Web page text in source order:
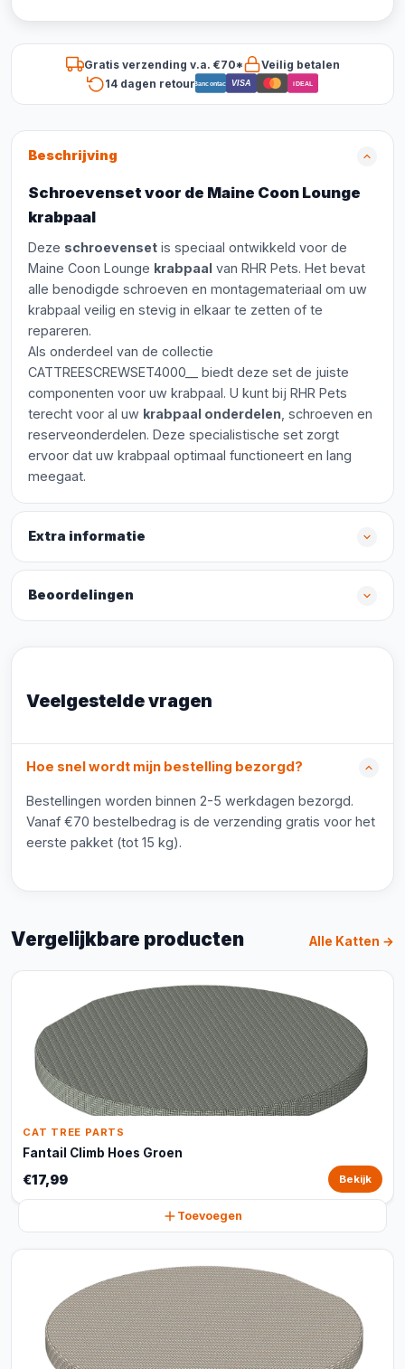
Gratis verzending v.a. €70*
Veilig betalen
14 dagen retourBancontact VISA iDEAL
Beschrijving
Schroevenset voor de Maine Coon Lounge
krabpaal
Deze schroevenset is speciaal ontwikkeld voor de
Maine Coon Lounge krabpaal van RHR Pets. Het bevat
alle benodigde schroeven en montagemateriaal om uw
krabpaal veilig en stevig in elkaar te zetten of te
repareren.
Als onderdeel van de collectie
CATTREESCREWSET4000__ biedt deze set de juiste
componenten voor uw krabpaal. U kunt bij RHR Pets
terecht voor al uw krabpaal onderdelen , schroeven en
reserveonderdelen. Deze specialistische set zorgt
ervoor dat uw krabpaal optimaal functioneert en lang
meegaat.
Extra informatie
Beoordelingen
Veelgestelde vragen
Hoe snel wordt mijn bestelling bezorgd?
Bestellingen worden binnen 2-5 werkdagen bezorgd.
Vanaf €70 bestelbedrag is de verzending gratis voor het
eerste pakket (tot 15 kg).
Vergelijkbare producten Alle Katten →
CAT TREE PARTS
Fantail Climb Hoes Groen
€17,99 Bekijk
Toevoegen